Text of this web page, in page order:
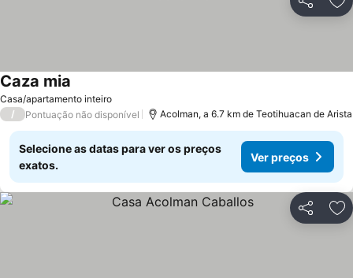
Partilhar
Casa/apartamento inteiro
Caza mia
/ Pontuação não disponível Acolman, a 6.7 km de Teotihuacan de Arista
Selecione as datas para ver os preços
exatos.
Ver preços
Partilhar